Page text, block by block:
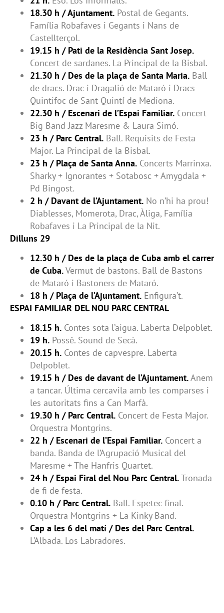
18.30 h / Ajuntament. Postal de Gegants.
Família Robafaves i Gegants i Nans de
Castellterçol.
19.15 h / Pati de la Residència Sant Josep.
Concert de sardanes. La Principal de la Bisbal.
21.30 h / Des de la plaça de Santa Maria. Ball
de dracs. Drac i Dragalió de Mataró i Dracs
Quintifoc de Sant Quintí de Mediona.
22.30 h / Escenari de l’Espai Familiar. Concert
Big Band Jazz Maresme & Laura Simó.
23 h / Parc Central. Ball. Requisits de Festa
Major. La Principal de la Bisbal.
23 h / Plaça de Santa Anna. Concerts Marrinxa.
Sharky + Ignorantes + Sotabosc + Amygdala +
Pd Bingost.
2 h / Davant de l’Ajuntament. No n’hi ha prou!
Diablesses, Momerota, Drac, Àliga, Família
Robafaves i La Principal de la Nit.
Dilluns 29
12.30 h / Des de la plaça de Cuba amb el carrer
de Cuba.Vermut de bastons. Ball de Bastons
de Mataró i Bastoners de Mataró.
18 h / Plaça de l’Ajuntament. Enfigura’t.
ESPAI FAMILIAR DEL NOU PARC CENTRAL
18.15 h. Contes sota l’aigua. Laberta Delpoblet.
19 h. Possê. Sound de Secà.
20.15 h. Contes de capvespre. Laberta
Delpoblet.
19.15 h / Des de davant de l’Ajuntament.Anem
a tancar. Última cercavila amb les comparses i
les autoritats fins a Can Marfà.
19.30 h / Parc Central. Concert de Festa Major.
Orquestra Montgrins.
22 h / Escenari de l’Espai Familiar. Concert a
banda. Banda de l’Agrupació Musical del
Maresme + The Hanfris Quartet.
24 h / Espai Firal del Nou Parc Central.Tronada
de fi de festa.
0.10 h / Parc Central. Ball. Espetec final.
Orquestra Montgrins + La Kinky Band.
Cap a les 6 del matí / Des del Parc Central.
L’Albada. Los Labradores.